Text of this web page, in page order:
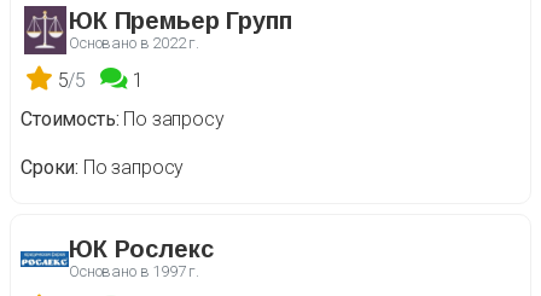
ЮК Премьер Групп
Основано в 2022 г.
5/5
1
Стоимость По запросу
Сроки По запросу
ЮК Рослекс
Основано в 1997 г.